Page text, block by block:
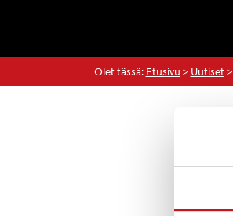
Olet tässä: Etusivu > Uutiset>